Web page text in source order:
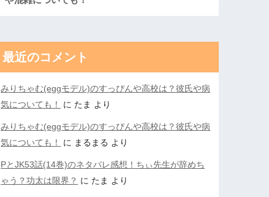
最近のコメント
みりちゃむ(eggモデル)のすっぴんや高校は？彼氏や病
気についても！
に たま より
みりちゃむ(eggモデル)のすっぴんや高校は？彼氏や病
気についても！
に まるまる より
PとJK53話(14巻)のネタバレ感想！ちぃ先生が辞めち
ゃう？功太は限界？ に たま より